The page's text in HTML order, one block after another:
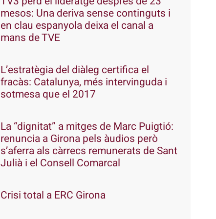
mesos: Una deriva sense continguts i
en clau espanyola deixa el canal a
mans de TVE
L’estratègia del diàleg certifica el
fracàs: Catalunya, més intervinguda i
sotmesa que el 2017
La “dignitat” a mitges de Marc Puigtió:
renuncia a Girona pels àudios però
s’aferra als càrrecs remunerats de Sant
Julià i el Consell Comarcal
Crisi total a ERC Girona